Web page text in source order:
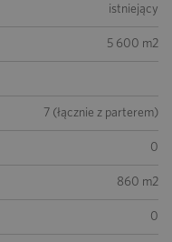
istniejący
5 600 m2
7 (łącznie z parterem)
0
860 m2
0